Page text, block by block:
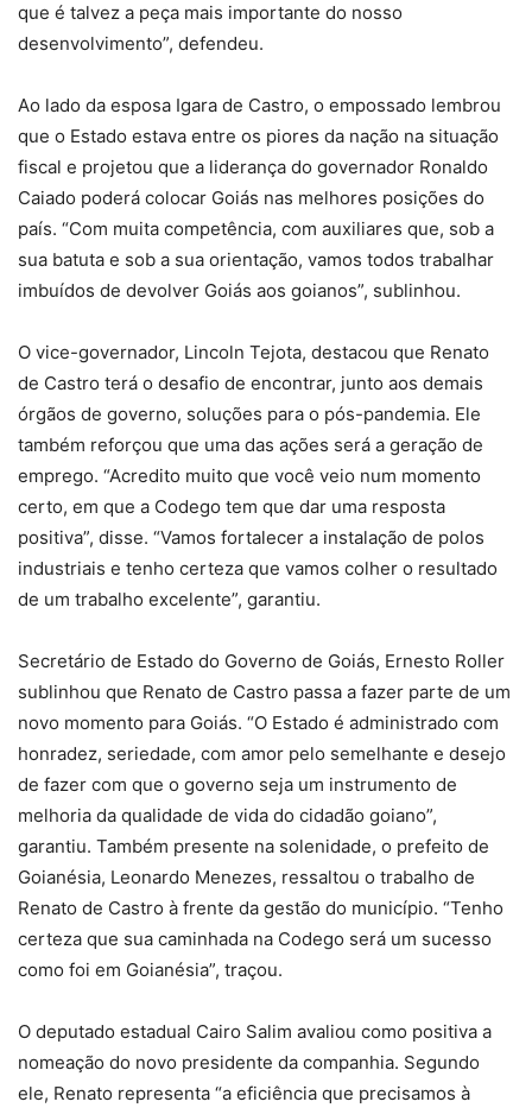
que é talvez a peça mais importante do nosso
desenvolvimento”, defendeu.
Ao lado da esposa Igara de Castro, o empossado lembrou
que o Estado estava entre os piores da nação na situação
fiscal e projetou que a liderança do governador Ronaldo
Caiado poderá colocar Goiás nas melhores posições do
país. “Com muita competência, com auxiliares que, sob a
sua batuta e sob a sua orientação, vamos todos trabalhar
imbuídos de devolver Goiás aos goianos”, sublinhou.
O vice-governador, Lincoln Tejota, destacou que Renato
de Castro terá o desafio de encontrar, junto aos demais
órgãos de governo, soluções para o pós-pandemia. Ele
também reforçou que uma das ações será a geração de
emprego. “Acredito muito que você veio num momento
certo, em que a Codego tem que dar uma resposta
positiva”, disse. “Vamos fortalecer a instalação de polos
industriais e tenho certeza que vamos colher o resultado
de um trabalho excelente”, garantiu.
Secretário de Estado do Governo de Goiás, Ernesto Roller
sublinhou que Renato de Castro passa a fazer parte de um
novo momento para Goiás. “O Estado é administrado com
honradez, seriedade, com amor pelo semelhante e desejo
de fazer com que o governo seja um instrumento de
melhoria da qualidade de vida do cidadão goiano”,
garantiu. Também presente na solenidade, o prefeito de
Goianésia, Leonardo Menezes, ressaltou o trabalho de
Renato de Castro à frente da gestão do município. “Tenho
certeza que sua caminhada na Codego será um sucesso
como foi em Goianésia”, traçou.
O deputado estadual Cairo Salim avaliou como positiva a
nomeação do novo presidente da companhia. Segundo
ele, Renato representa “a eficiência que precisamos à